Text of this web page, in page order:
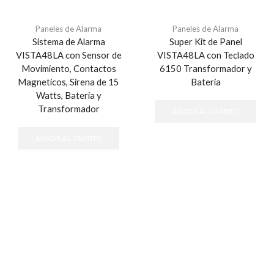
Paneles de Alarma
Sistema de Alarma
VISTA48LA con Sensor de
Movimiento, Contactos
Magneticos, Sirena de 15
Watts, Bateria y
Transformador
Paneles de Alarma
Super Kit de Panel
VISTA48LA con Teclado
6150 Transformador y
Bateria